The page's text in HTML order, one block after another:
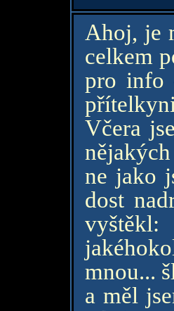
Ahoj, je
celkem
pro info
Včera
ne jako
dost
mnou...
a měl